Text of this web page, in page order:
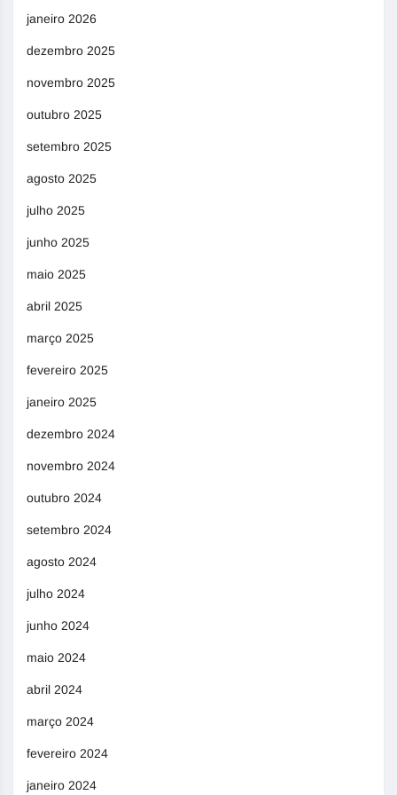
janeiro 2026
dezembro 2025
novembro 2025
outubro 2025
setembro 2025
agosto 2025
julho 2025
junho 2025
maio 2025
abril 2025
março 2025
fevereiro 2025
janeiro 2025
dezembro 2024
novembro 2024
outubro 2024
setembro 2024
agosto 2024
julho 2024
junho 2024
maio 2024
abril 2024
março 2024
fevereiro 2024
janeiro 2024